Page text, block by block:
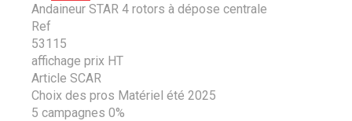
Andaineur STAR 4 rotors à dépose centrale
Ref
53115
affichage prix HT
Article SCAR
Choix des pros Matériel été 2025
5 campagnes 0%